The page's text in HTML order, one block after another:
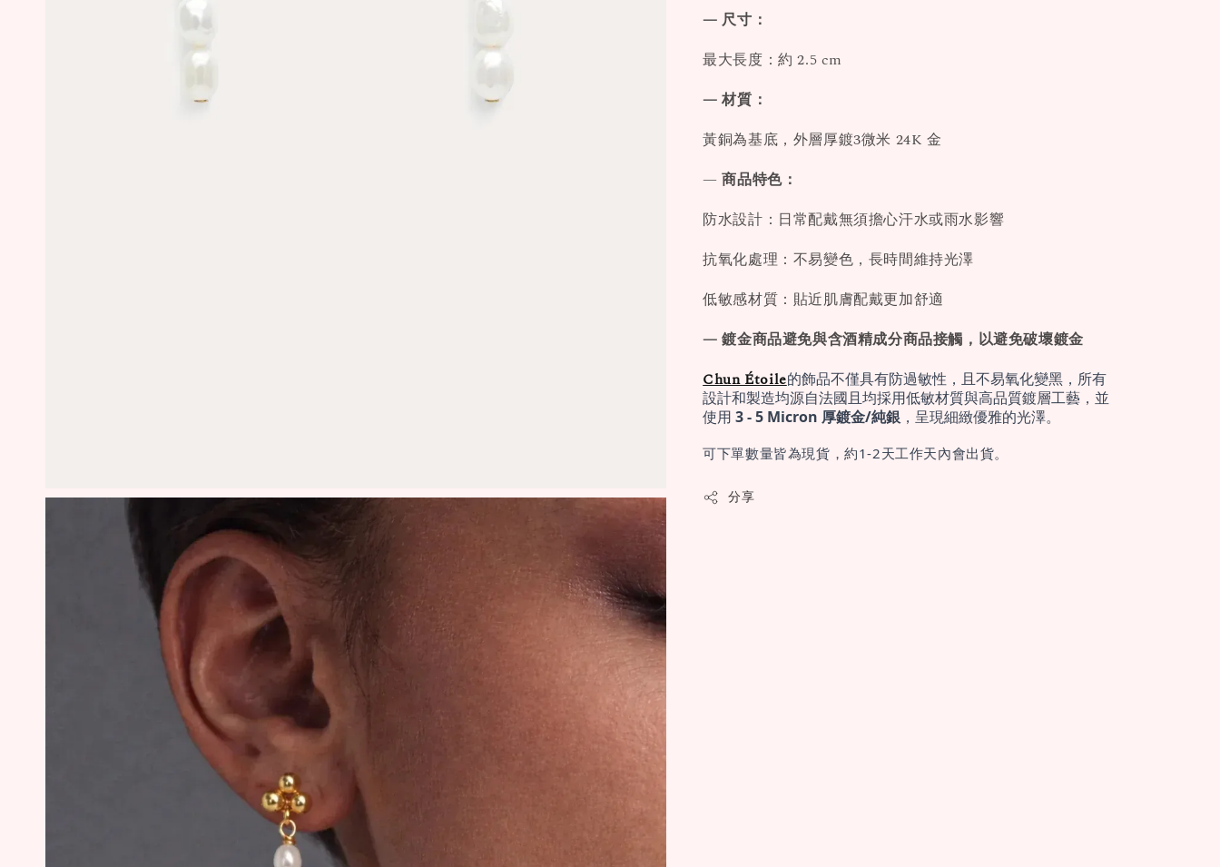
— 尺寸：
最大長度：約 2.5 cm
— 材質：
黃銅為基底，外層厚鍍3微米 24K 金
—商品特色：
防水設計：日常配戴無須擔心汗水或雨水影響
抗氧化處理：不易變色，長時間維持光澤
低敏感材質：貼近肌膚配戴更加舒適
— 鍍金商品避免與含酒精成分商品接觸，以避免破壞鍍金
Chun Étoile的飾品不僅具有防過敏性，且不易氧化變黑，所有
設計和製造均源自法國且均採用低敏材質與高品質鍍層工藝，並
使用 3 - 5 Micron 厚鍍金/純銀，呈現細緻優雅的光澤。
可下單數量皆為現貨，約1-2天工作天內會出貨。
分享